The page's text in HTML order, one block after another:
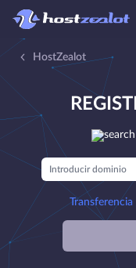
HostZealot